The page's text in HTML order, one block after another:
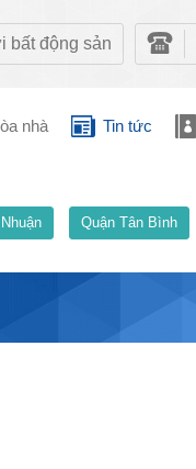
bất động sản
nhà Tin tức
Quận Tân Bình